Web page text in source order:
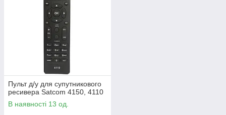
Пульт д/у для супутникового
ресивера Satcom 4150, 4110
В наявності 13 од.